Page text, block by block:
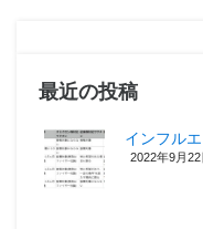
最近の投稿
インフル
2022年9月22